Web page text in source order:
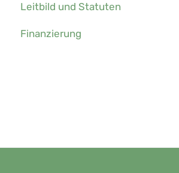
Leitbild und Statuten
Finanzierung